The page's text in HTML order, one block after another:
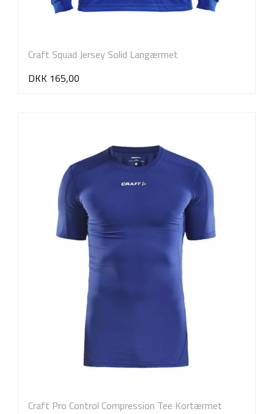
Craft Squad Jersey Solid Langærmet
DKK 165,00
Craft Pro Control Compression Tee Kortærmet